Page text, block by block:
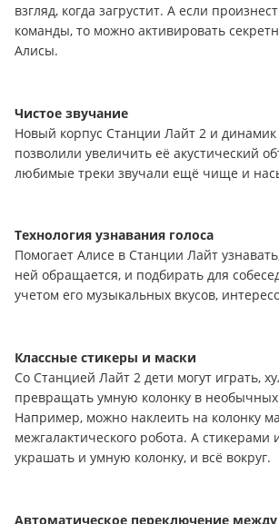
взгляд, когда загрустит. А если
команды, то можно активировать
Алисы.
Чистое звучание
Новый корпус Станции Лайт 2 и
позволили увеличить её акустический
любимые треки звучали ещё чище и
Технология узнавания голоса
Помогает Алисе в Станции Лайт
ней обращается, и подбирать для
учетом его музыкальных вкусов,
Классные стикеры и маски
Со Станцией Лайт 2 дети могут играть,
превращать умную колонку в
Например, можно наклеить на колонку
межгалактического робота. А стикерами
украшать и умную колонку, и всё вокруг.
Автоматическое переключение